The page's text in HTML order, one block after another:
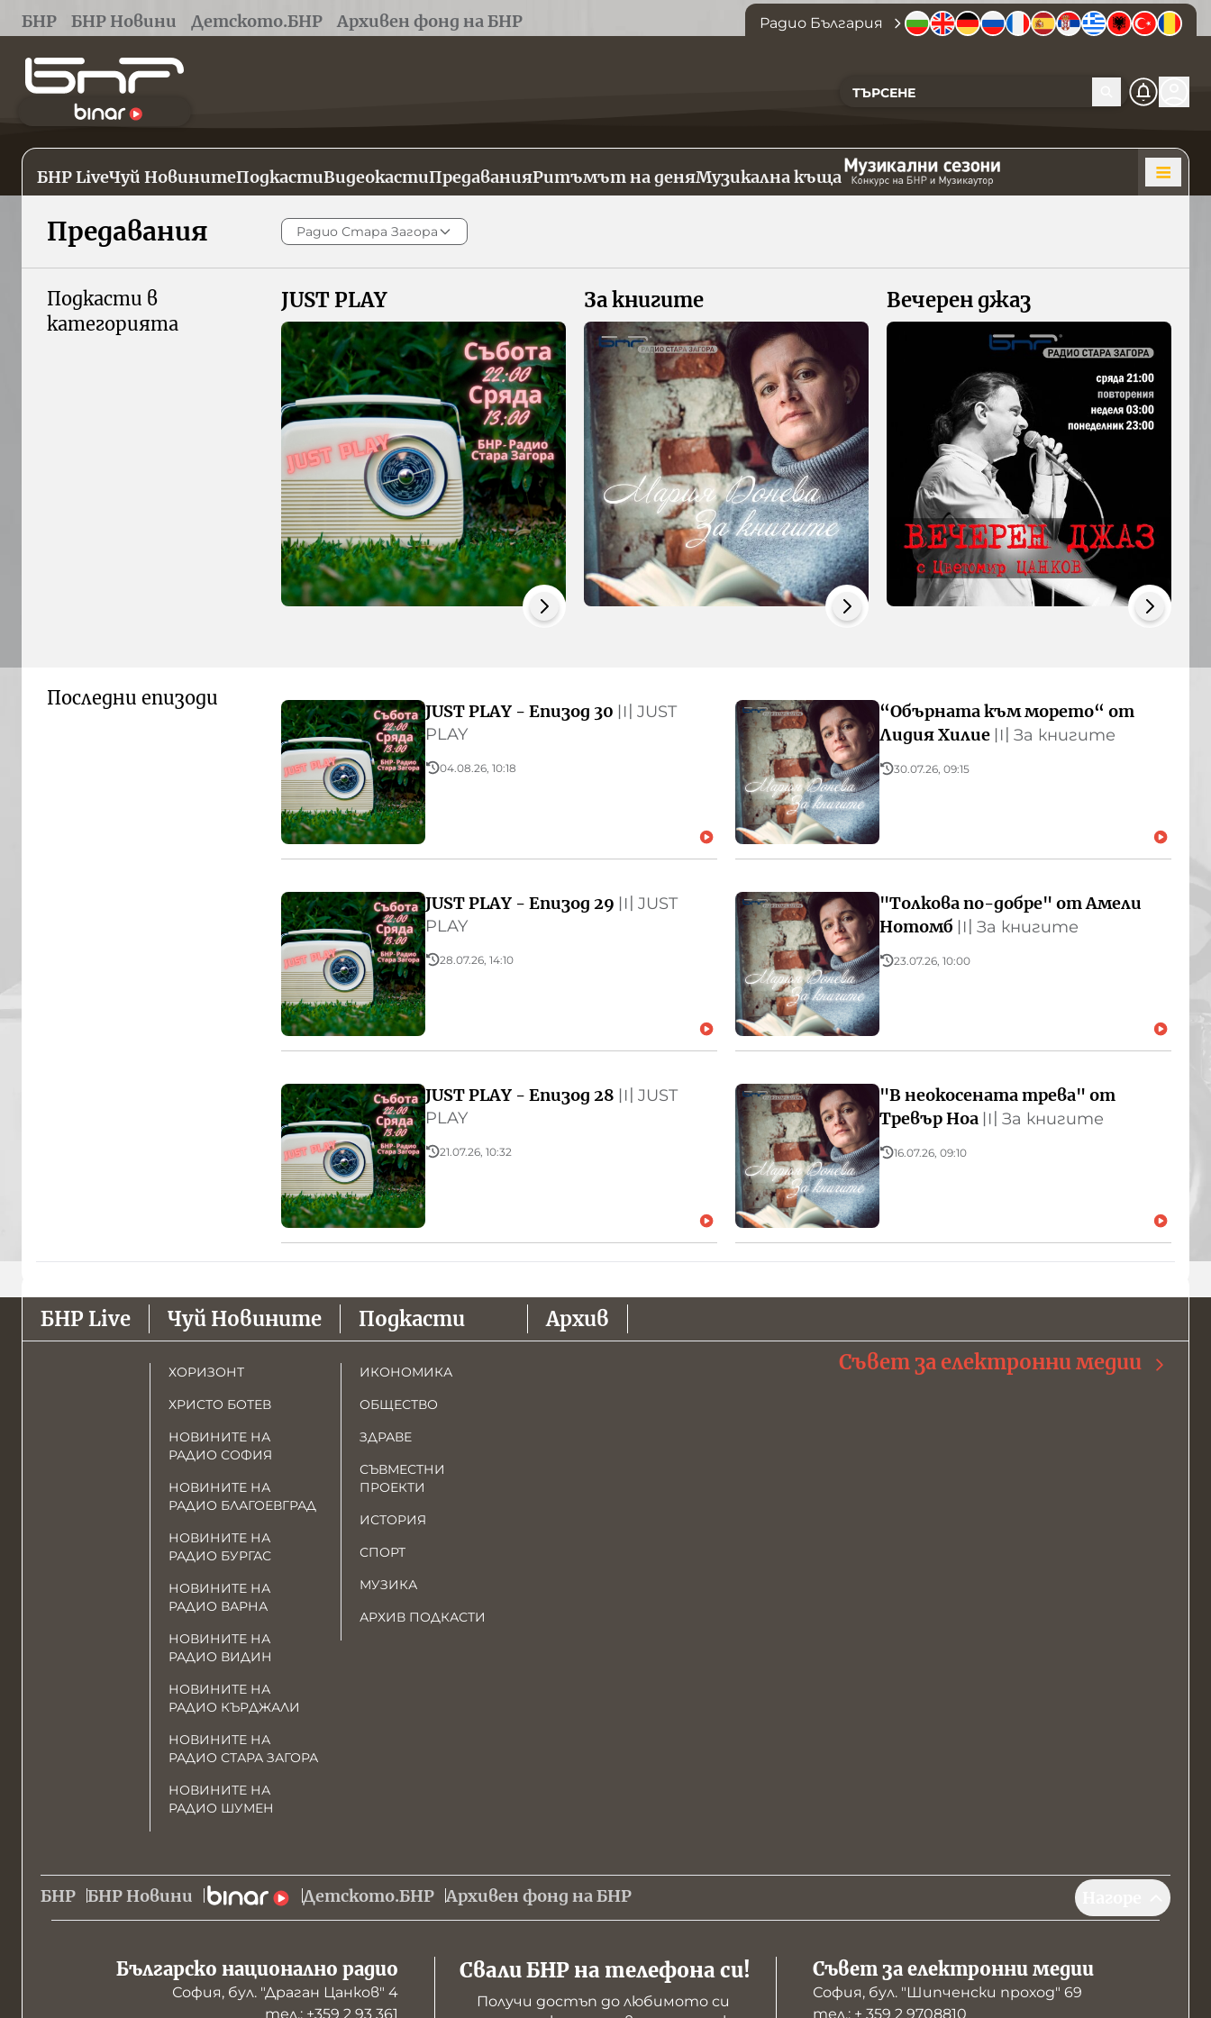
БНР БНР Новини Детското.БНР Архивен фонд на БНР Радио България
БНР LiveЧуй НовинитеПодкастиВидеокастиПредаванияРитъмът на деняМузикална къща
Предавания Радио Стара Загора
Подкасти в
категорията
JUST PLAY За книгите Вечерен джаз
Последни епизоди
JUST PLAY - Епизод 30 〣 JUST
PLAY
04.08.26, 10:18
“Обърната към морето“ от
Лидия Хилие 〣 За книгите
30.07.26, 09:15
JUST PLAY - Епизод 29 〣 JUST
PLAY
28.07.26, 14:10
"Толкова по-добре" от Амели
Нотомб 〣 За книгите
23.07.26, 10:00
JUST PLAY - Епизод 28 〣 JUST
PLAY
21.07.26, 10:32
"В неокосената трева" от
Тревър Ноа 〣 За книгите
16.07.26, 09:10
БНР Live Чуй Новините
ХОРИЗОНТ
ХРИСТО БОТЕВ
НОВИНИТЕ НА
РАДИО СОФИЯ
НОВИНИТЕ НА
РАДИО БЛАГОЕВГРАД
НОВИНИТЕ НА
РАДИО БУРГАС
НОВИНИТЕ НА
РАДИО ВАРНА
НОВИНИТЕ НА
РАДИО ВИДИН
НОВИНИТЕ НА
РАДИО КЪРДЖАЛИ
НОВИНИТЕ НА
РАДИО СТАРА ЗАГОРА
НОВИНИТЕ НА
РАДИО ШУМЕН
Подкасти
ИКОНОМИКА
ОБЩЕСТВО
ЗДРАВЕ
СЪВМЕСТНИ
ПРОЕКТИ
ИСТОРИЯ
СПОРТ
МУЗИКА
АРХИВ ПОДКАСТИ
Архив
Съвет за електронни медии
БНР БНР Новини Детското.БНР Архивен фонд на БНР
Българско национално радио
София, бул. "Драган Цанков" 4
тел.: +359 2 93 361
Свали БНР на телефона си!
Получи достъп до любимото си
Съвет за електронни медии
София, бул. "Шипченски проход" 69
тел.: + 359 2 9708810